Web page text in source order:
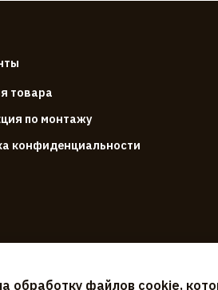
товара
по монтажу
конфиденциальности
обработку файлов cookie,